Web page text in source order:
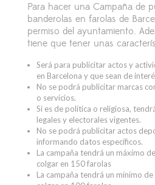
Para hacer una Campaña de
banderolas en farolas de
permiso del ayuntamiento.
tiene que tener unas caracterí
Será para publicitar actos y
en Barcelona y que sean de interé
No se podrá publicitar marcas
o servicios.
Si es de política o religiosa, tendr
legales y electorales vigentes.
No se podrá publicitar actos
informando datos específicos.
La campaña tendrá un máximo
colgar en 150 farolas
La campaña tendrá un mínimo